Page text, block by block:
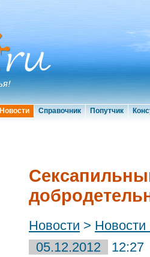
Новости Справочник Попутчик
Новости > Новости
05.12.2012
12:27